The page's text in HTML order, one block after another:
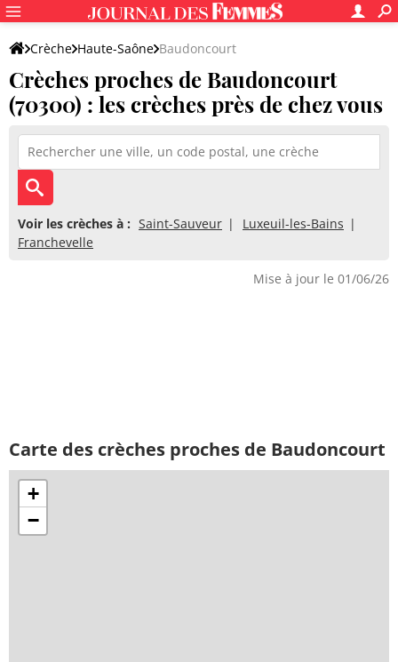
Crèche Haute-Saône Baudoncourt
Crèches proches de Baudoncourt
(70300) : les crèches près de chez vous
Voir les crèches à : Saint-Sauveur
Luxeuil-les-Bains
Franchevelle
Mise à jour le 01/06/26
Carte des crèches proches de Baudoncourt
+
−